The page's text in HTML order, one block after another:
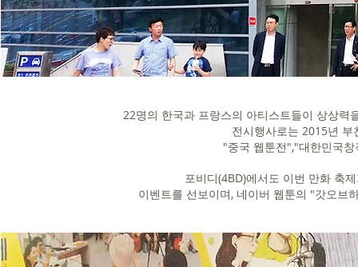
22명의 한국과 프랑스의 아티스트들이 상상력
전시행사로는 2015년
"중국 웹툰전","대한민국
포비디(4BD)에서도 이번 만화 축
이벤트를 선보이며, 네이버 웹툰의 "갓오